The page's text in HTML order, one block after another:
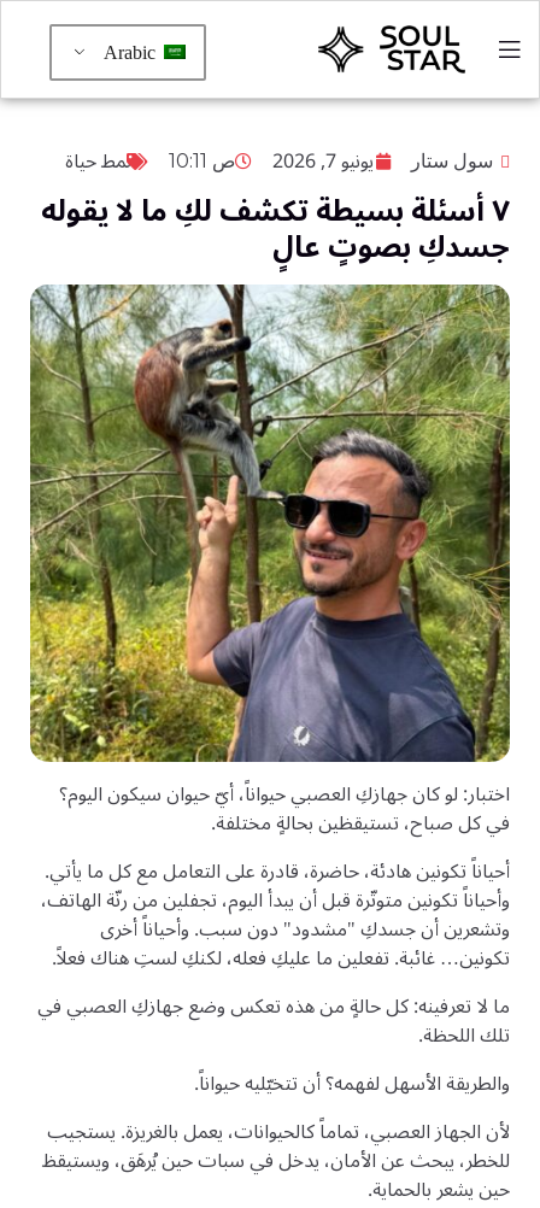
سول ستار يونيو 7, 2026 10:11 ص نمط حياة
٧ أسئلة بسيطة تكشف لكِ ما لا يقوله
جسدكِ بصوتٍ عالٍ
اختبار: لو كان جهازكِ العصبي حيواناً، أيّ حيوان سيكون اليوم؟
في كل صباح، تستيقظين بحالةٍ مختلفة.
أحياناً تكونين هادئة، حاضرة، قادرة على التعامل مع كل ما يأتي.
وأحياناً تكونين متوتّرة قبل أن يبدأ اليوم، تجفلين من رنّة الهاتف،
وتشعرين أن جسدكِ "مشدود" دون سبب. وأحياناً أخرى
تكونين… غائبة. تفعلين ما عليكِ فعله، لكنكِ لستِ هناك فعلاً.
ما لا تعرفينه: كل حالةٍ من هذه تعكس وضع جهازكِ العصبي في
تلك اللحظة.
والطريقة الأسهل لفهمه؟ أن تتخيّليه حيواناً.
لأن الجهاز العصبي، تماماً كالحيوانات، يعمل بالغريزة. يستجيب
للخطر، يبحث عن الأمان، يدخل في سبات حين يُرهَق، ويستيقظ
حين يشعر بالحماية.